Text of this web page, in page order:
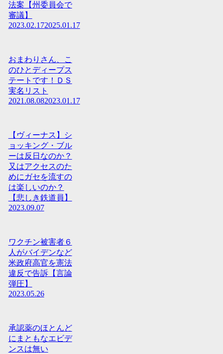
法案【州委員会で
審議】
2023.02.172025.01.17
おまわりさん、こ
のひとディープス
テートです！ＤＳ
実名リスト
2021.08.082023.01.17
【ヴィーナス】シ
ョッキング・ブル
ーは反日なのか？
又はアクセスのた
めにガセを流すの
は楽しいのか？
【悲しき鉄道員】
2023.09.07
ワクチン被害者６
人がバイデンなど
米政府高官を憲法
違反で告訴【言論
弾圧】
2023.05.26
承認薬のほとんど
にまともなエビデ
ンスは無い